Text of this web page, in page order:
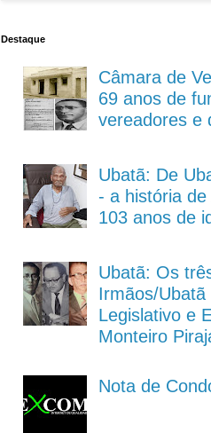
Destaque
Câmara de
69 anos de
vereadores e
Ubatã: De
- a história de
103 anos de
Ubatã: Os
Irmãos/
Legislativo e
Monteiro
Nota de